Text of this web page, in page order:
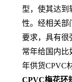
型，使其达到
性。经相关部
要求，具有很
常年给国内比
年供货CPVC
CPVC梅花环